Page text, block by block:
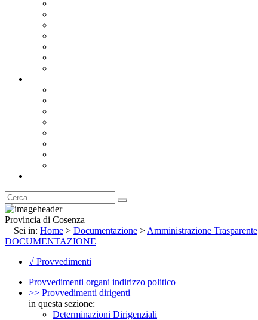
Provincia di Cosenza
Sei in: Home > Documentazione > Amministrazione Trasparente
DOCUMENTAZIONE
√ Provvedimenti
Provvedimenti organi indirizzo politico
>> Provvedimenti dirigenti
in questa sezione:
Determinazioni Dirigenziali